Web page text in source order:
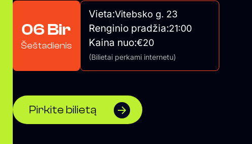
06 Bir
Šeštadienis
Vieta:Vitebsko g. 23
Renginio pradžia:21:00
Kaina nuo:€20
(Bilietai perkami internetu)
Pirkite bilietą